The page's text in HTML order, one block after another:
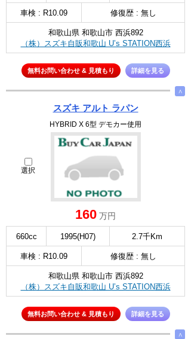
車検 : R10.09 修復歴 : 無し
和歌山県 和歌山市 西浜892
（株）スズキ自販和歌山 U’s STATION西浜
無料お問い合わせ & 見積もり 詳細を見る
∧
スズキ アルト ラパン
HYBRID X 6型 デモカー使用
選択
160 万円
660cc 1995(H07) 2.7千Km
車検 : R10.09 修復歴 : 無し
和歌山県 和歌山市 西浜892
（株）スズキ自販和歌山 U’s STATION西浜
無料お問い合わせ & 見積もり 詳細を見る
∧